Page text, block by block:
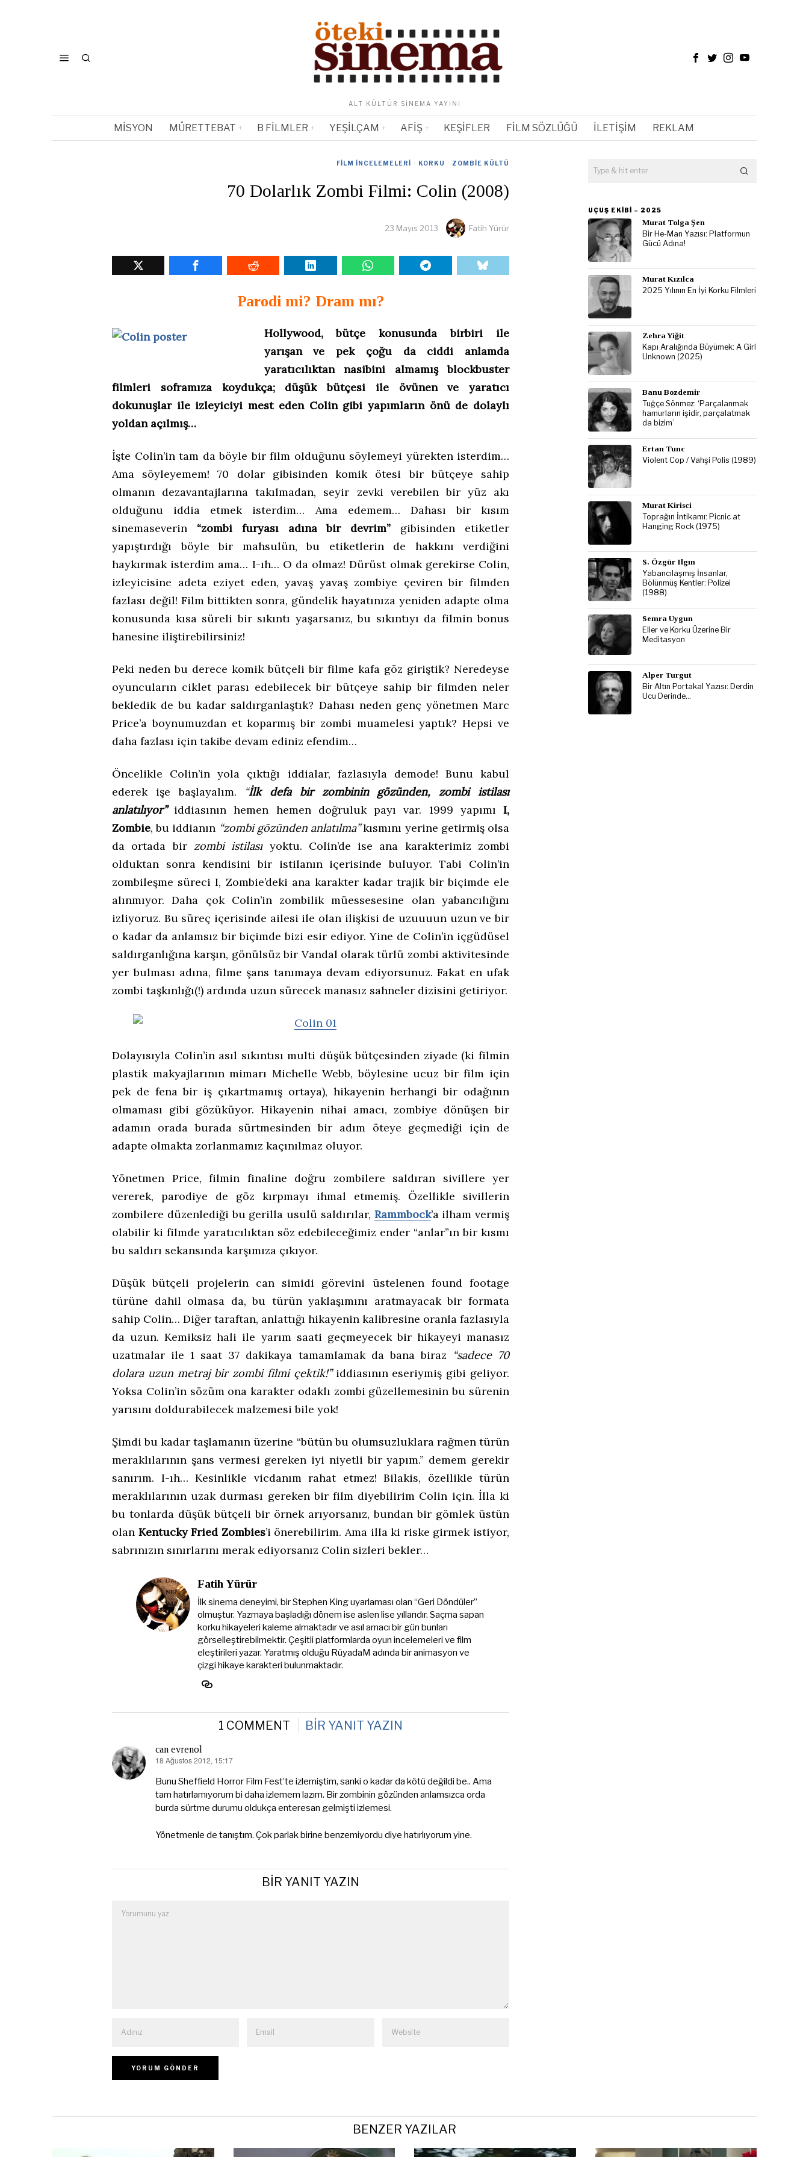
ALT KÜLTÜR SINEMA YAYINI
MISYON MÜRETTEBAT B FILMLER YEŞILÇAM AFIŞ KEŞIFLER FILM SÖZLÜĞÜ İLETIŞIM REKLAM
FILM İNCELEMELERI · KORKU · ZOMBIE KÜLTÜ
70 Dolarlık Zombi Filmi: Colin (2008)
23 Mayıs 2013 Fatih Yürür
Parodi mi? Dram mı?
Hollywood, bütçe konusunda birbiri ile
yarışan ve pek çoğu da ciddi anlamda
yaratıcılıktan nasibini almamış blockbuster
filmleri soframıza koydukça; düşük bütçesi ile övünen ve yaratıcı
dokunuşlar ile izleyiciyi mest eden Colin gibi yapımların önü de dolaylı
yoldan açılmış…
İşte Colin’in tam da böyle bir film olduğunu söylemeyi yürekten isterdim…
Ama söyleyemem! 70 dolar gibisinden komik ötesi bir bütçeye sahip
olmanın dezavantajlarına takılmadan, seyir zevki verebilen bir yüz akı
olduğunu iddia etmek isterdim… Ama edemem… Dahası bir kısım
sinemaseverin “zombi furyası adına bir devrim” gibisinden etiketler
yapıştırdığı böyle bir mahsulün, bu etiketlerin de hakkını verdiğini
haykırmak isterdim ama… I-ıh… O da olmaz! Dürüst olmak gerekirse Colin,
izleyicisine adeta eziyet eden, yavaş yavaş zombiye çeviren bir filmden
fazlası değil! Film bittikten sonra, gündelik hayatınıza yeniden adapte olma
konusunda kısa süreli bir sıkıntı yaşarsanız, bu sıkıntıyı da filmin bonus
hanesine iliştirebilirsiniz!
Peki neden bu derece komik bütçeli bir filme kafa göz giriştik? Neredeyse
oyuncuların ciklet parası edebilecek bir bütçeye sahip bir filmden neler
bekledik de bu kadar saldırganlaştık? Dahası neden genç yönetmen Marc
Price’a boynumuzdan et koparmış bir zombi muamelesi yaptık? Hepsi ve
daha fazlası için takibe devam ediniz efendim…
Öncelikle Colin’in yola çıktığı iddialar, fazlasıyla demode! Bunu kabul
ederek işe başlayalım.
“İlk defa bir zombinin gözünden, zombi istilası
anlatılıyor”iddiasının hemen hemen doğruluk payı var. 1999 yapımı I,
Zombie, bu iddianın “zombi gözünden anlatılma”kısmını yerine getirmiş olsa
da ortada bir zombi istilasıyoktu. Colin’de ise ana karakterimiz zombi
olduktan sonra kendisini bir istilanın içerisinde buluyor. Tabi Colin’in
zombileşme süreci I, Zombie’deki ana karakter kadar trajik bir biçimde ele
alınmıyor. Daha çok Colin’in zombilik müessesesine olan yabancılığını
izliyoruz. Bu süreç içerisinde ailesi ile olan ilişkisi de uzuuuun uzun ve bir
o kadar da anlamsız bir biçimde bizi esir ediyor. Yine de Colin’in içgüdüsel
saldırganlığına karşın, gönülsüz bir Vandal olarak türlü zombi aktivitesinde
yer bulması adına, filme şans tanımaya devam ediyorsunuz. Fakat en ufak
zombi taşkınlığı(!) ardında uzun sürecek manasız sahneler dizisini getiriyor.
Dolayısıyla Colin’in asıl sıkıntısı multi düşük bütçesinden ziyade (ki filmin
plastik makyajlarının mimarı Michelle Webb, böylesine ucuz bir film için
pek de fena bir iş çıkartmamış ortaya), hikayenin herhangi bir odağının
olmaması gibi gözüküyor. Hikayenin nihai amacı, zombiye dönüşen bir
adamın orada burada sürtmesinden bir adım öteye geçmediği için de
adapte olmakta zorlanmamız kaçınılmaz oluyor.
Yönetmen Price, filmin finaline doğru zombilere saldıran sivillere yer
vererek, parodiye de göz kırpmayı ihmal etmemiş. Özellikle sivillerin
zombilere düzenlediği bu gerilla usulü saldırılar, Rammbock’a ilham vermiş
olabilir ki filmde yaratıcılıktan söz edebileceğimiz ender “anlar”ın bir kısmı
bu saldırı sekansında karşımıza çıkıyor.
Düşük bütçeli projelerin can simidi görevini üstelenen found footage
türüne dahil olmasa da, bu türün yaklaşımını aratmayacak bir formata
sahip Colin… Diğer taraftan, anlattığı hikayenin kalibresine oranla fazlasıyla
da uzun. Kemiksiz hali ile yarım saati geçmeyecek bir hikayeyi manasız
uzatmalar ile 1 saat 37 dakikaya tamamlamak da bana biraz
“sadece 70
dolara uzun metraj bir zombi filmi çektik!”iddiasının eseriymiş gibi geliyor.
Yoksa Colin’in sözüm ona karakter odaklı zombi güzellemesinin bu sürenin
yarısını doldurabilecek malzemesi bile yok!
Şimdi bu kadar taşlamanın üzerine “bütün bu olumsuzluklara rağmen türün
meraklılarının şans vermesi gereken iyi niyetli bir yapım.” demem gerekir
sanırım. I-ıh… Kesinlikle vicdanım rahat etmez! Bilakis, özellikle türün
meraklılarının uzak durması gereken bir film diyebilirim Colin için. İlla ki
bu tonlarda düşük bütçeli bir örnek arıyorsanız, bundan bir gömlek üstün
olan Kentucky Fried Zombies’i önerebilirim. Ama illa ki riske girmek istiyor,
sabrınızın sınırlarını merak ediyorsanız Colin sizleri bekler…
Fatih Yürür
İlk sinema deneyimi, bir Stephen King uyarlaması olan “Geri Döndüler”
olmuştur. Yazmaya başladığı dönem ise aslen lise yıllarıdır. Saçma sapan
korku hikayeleri kaleme almaktadır ve asıl amacı bir gün bunları
görselleştirebilmektir. Çeşitli platformlarda oyun incelemeleri ve film
eleştirileri yazar. Yaratmış olduğu RüyadaM adında bir animasyon ve
çizgi hikaye karakteri bulunmaktadır.
1 COMMENT BIR YANIT YAZIN
can evrenol
dedi
18 Ağustos 2012, 15:17
Bunu Sheffield Horror Film Fest’te izlemiştim, sanki o kadar da kötü değildi be.. Ama
tam hatırlamıyorum bi daha izlemem lazım. Bir zombinin gözünden anlamsızca orda
burda sürtme durumu oldukça enteresan gelmişti izlemesi.
Yönetmenle de tanıştım. Çok parlak birine benzemiyordu diye hatırlıyorum yine.
BIR YANIT YAZIN
UÇUŞ EKIBI – 2025
Murat Tolga Şen
Bir He-Man Yazısı: Platformun
Gücü Adına!
Murat Kızılca
2025 Yılının En İyi Korku Filmleri
Zehra Yiğit
Kapı Aralığında Büyümek: A Girl
Unknown (2025)
Banu Bozdemir
Tuğçe Sönmez: ‘Parçalanmak
hamurların işidir, parçalatmak
da bizim’
Ertan Tunc
Violent Cop / Vahşi Polis (1989)
Murat Kirisci
Toprağın İntikamı: Picnic at
Hanging Rock (1975)
S. Özgür Ilgın
Yabancılaşmış İnsanlar,
Bölünmüş Kentler: Polizei
(1988)
Semra Uygun
Eller ve Korku Üzerine Bir
Meditasyon
Alper Turgut
Bir Altın Portakal Yazısı: Derdin
Ucu Derinde…
BENZER YAZILAR